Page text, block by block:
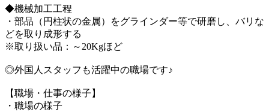
◆機械加工工程
・部品（円柱状の金属）をグラインダー等で研磨し、バリな
どを取り成形する
※取り扱い品：～20Kgほど
◎外国人スタッフも活躍中の職場です♪
【職場・仕事の様子】
・職場の様子